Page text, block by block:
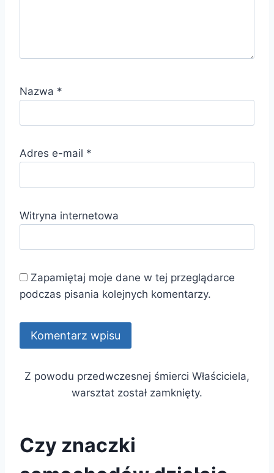
Nazwa *
Adres e-mail *
Witryna internetowa
Zapamiętaj moje dane w tej przeglądarce
podczas pisania kolejnych komentarzy.
Z powodu przedwczesnej śmierci Właściciela,
warsztat został zamknięty.
Czy znaczki